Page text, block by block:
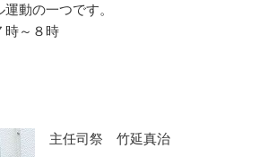
動の一つです。
～８時
主任司祭 竹延真治